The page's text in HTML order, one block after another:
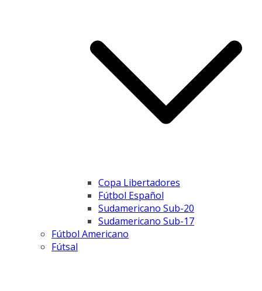
Copa Libertadores
Fútbol Español
Sudamericano Sub-20
Sudamericano Sub-17
Fútbol Americano
Fútsal